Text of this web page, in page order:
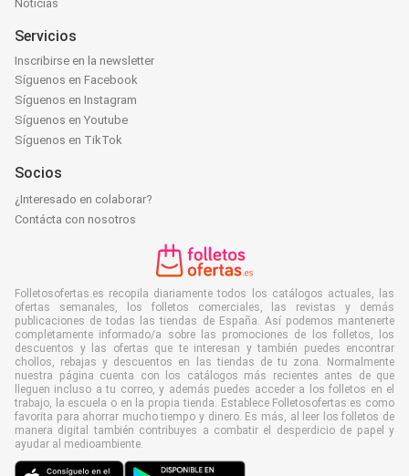
Noticias
Servicios
Inscribirse en la newsletter
Síguenos en Facebook
Síguenos en Instagram
Síguenos en Youtube
Síguenos en TikTok
Socios
¿Interesado en colaborar?
Contácta con nosotros
Folletosofertas.es recopila diariamente todos los catálogos actuales, las
ofertas semanales, los folletos comerciales, las revistas y demás
publicaciones de todas las tiendas de España. Así podemos mantenerte
completamente informado/a sobre las promociones de los folletos, los
descuentos y las ofertas que te interesan y también puedes encontrar
chollos, rebajas y descuentos en las tiendas de tu zona. Normalmente
nuestra página cuenta con los catálogos más recientes antes de que
lleguen incluso a tu correo, y además puedes acceder a los folletos en el
trabajo, la escuela o en la propia tienda. Establece Folletosofertas.es como
favorita para ahorrar mucho tiempo y dinero. Es más, al leer los folletos de
manera digital también contribuyes a combatir el desperdicio de papel y
ayudar al medioambiente.